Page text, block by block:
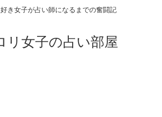
き女子が占い師になるまでの奮闘記
リ女子の占い部屋